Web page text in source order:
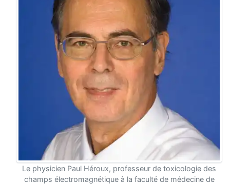
Le physicien Paul Héroux, professeur de toxicologie des
champs électromagnétique à la faculté de médecine de